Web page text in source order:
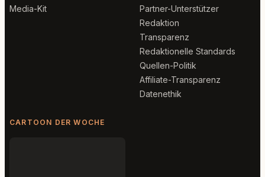
Media-Kit
Partner-Unterstützer
Redaktion
Transparenz
Redaktionelle Standards
Quellen-Politik
Affiliate-Transparenz
Datenethik
CARTOON DER WOCHE